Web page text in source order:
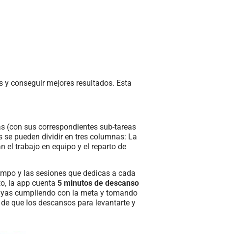
conseguir mejores resultados. Esta
(con sus correspondientes sub-tareas
pueden dividir en tres columnas: La
el trabajo en equipo y el reparto de
y las sesiones que dedicas a cada
la app cuenta 5 minutos de descanso
cumpliendo con la meta y tomando
que los descansos para levantarte y